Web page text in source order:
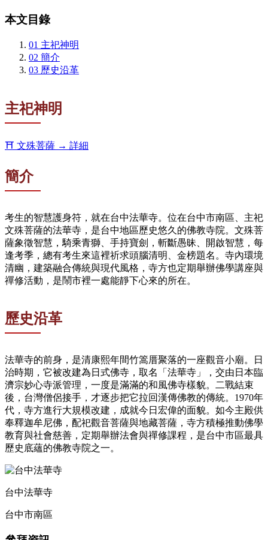
本文目錄
01 主祀神明
02 簡介
03 歷史沿革
主祀神明
⛩️ 文殊菩薩 → 詳細
簡介
考生的智慧護身符，就在台中法華寺。位在台中市南區、主祀
文殊菩薩的法華寺，是台中地區歷史悠久的佛教寺院。文殊菩
薩象徵智慧，騎乘青獅、手持寶劍，斬斷愚昧、開啟智慧，每
逢考季，總有考生來這裡祈求頭腦清明、金榜題名。寺內環境
清幽，建築融合傳統與現代風格，寺方也定期舉辦佛學講座與
禪修活動，是鬧市裡一處能靜下心來的所在。
歷史沿革
法華寺的前身，是清康熙年間竹篙厝聚落的一座觀音小廟。日
治時期，它被改建為日式佛寺，取名「法華寺」，交由日本臨
濟宗妙心寺派管理，一度是滿滿的和風佛寺樣貌。二戰結束
後，台灣僧侶接手，才逐步把它拉回漢傳佛教的傳統。1970年
代，寺方進行大規模改建，成就今日宏偉的面貌。如今主殿供
奉釋迦牟尼佛，配祀觀音菩薩與地藏菩薩，寺方積極推動佛學
教育與社會慈善，定期舉辦法會與禪修課程，是台中市區最具
歷史底蘊的佛教寺院之一。
台中法華寺
台中市南區